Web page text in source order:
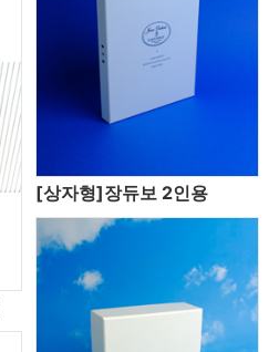
[상자형]장듀보 2인용